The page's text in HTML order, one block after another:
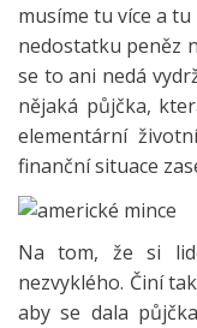
musíme tu více a
nedostatku peněz
se to ani nedá
nějaká půjčka,
elementární
finanční situace
Na tom, že si
nezvyklého. Činí
aby se dala